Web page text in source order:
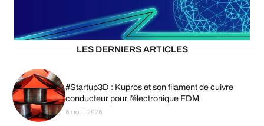
LES DERNIERS ARTICLES
#Startup3D : Kupros et son filament de cuivre
conducteur pour l’électronique FDM
6 août 2026